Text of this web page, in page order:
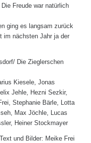
Freude war natürlich
ging es langsam zurück
im nächsten Jahr ja der
Die Zieglerschen
Kiesele, Jonas
Jehle, Hezni Sezkir,
Stephanie Bärle, Lotta
Max Jöchle, Lucas
Heiner Stockmayer
Text und Bilder: Meike Frei